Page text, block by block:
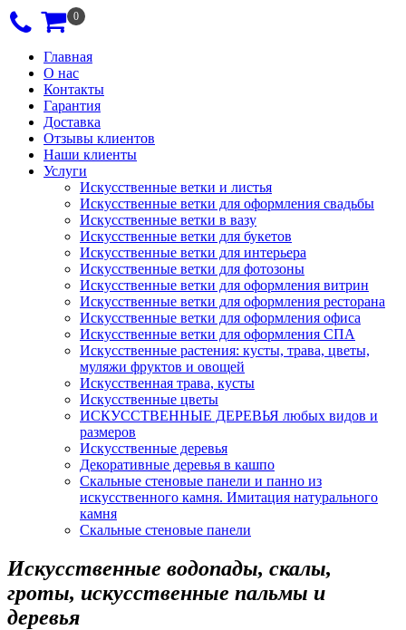
0
Главная
О нас
Контакты
Гарантия
Доставка
Отзывы клиентов
Наши клиенты
Услуги
Искусственные ветки и листья
Искусственные ветки для оформления свадьбы
Искусственные ветки в вазу
Искусственные ветки для букетов
Искусственные ветки для интерьера
Искусственные ветки для фотозоны
Искусственные ветки для оформления витрин
Искусственные ветки для оформления ресторана
Искусственные ветки для оформления офиса
Искусственные ветки для оформления СПА
Искусственные растения: кусты, трава, цветы,
муляжи фруктов и овощей
Искусственная трава, кусты
Искусственные цветы
ИСКУССТВЕННЫЕ ДЕРЕВЬЯ любых видов и
размеров
Искусственные деревья
Декоративные деревья в кашпо
Скальные стеновые панели и панно из
искусственного камня. Имитация натурального
камня
Скальные стеновые панели
Искусственные водопады, скалы,
гроты, искусственные пальмы и
деревья